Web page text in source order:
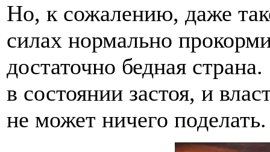
Но, к сожалению, даже
силах нормально
достаточно бедная
в состоянии застоя, и
не может ничего